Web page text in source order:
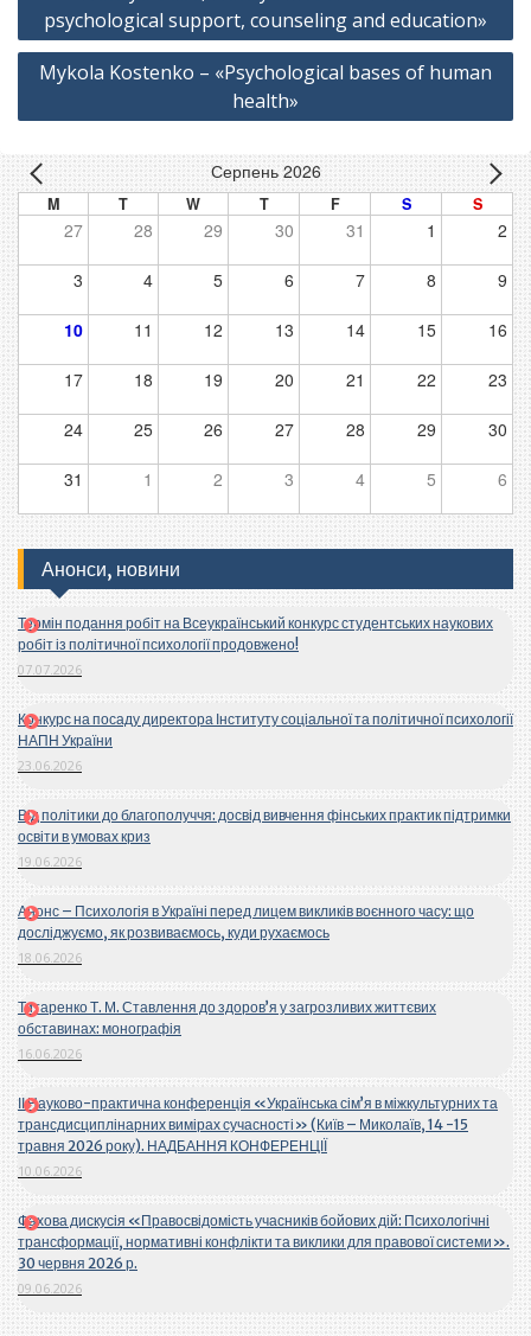
записів
psychological support, counseling and education»
Mykola Kostenko – «Psychological bases of human
health»
Серпень 2026
M T W T F S S
27 28 29 30 31 1 2
3 4 5 6 7 8 9
10 11 12 13 14 15 16
17 18 19 20 21 22 23
24 25 26 27 28 29 30
31 1 2 3 4 5 6
Анонси, новини
Термін подання робіт на Всеукраїнський конкурс студентських наукових
робіт із політичної психології продовжено!
07.07.2026
Конкурс на посаду директора Інституту соціальної та політичної психології
НАПН України
23.06.2026
Від політики до благополуччя: досвід вивчення фінських практик підтримки
освіти в умовах криз
19.06.2026
Анонс – Психологія в Україні перед лицем викликів воєнного часу: що
досліджуємо, як розвиваємось, куди рухаємось
18.06.2026
Титаренко Т. М. Ставлення до здоров’я у загрозливих життєвих
обставинах: монографія
16.06.2026
ІІ Науково-практична конференція «Українська сім’я в міжкультурних та
трансдисциплінарних вимірах сучасності» (Київ – Миколаїв, 14 -15
травня 2026 року). НАДБАННЯ КОНФЕРЕНЦІЇ
10.06.2026
Фахова дискусія «Правосвідомість учасників бойових дій: Психологічні
трансформації, нормативні конфлікти та виклики для правової системи».
30 червня 2026 р.
09.06.2026